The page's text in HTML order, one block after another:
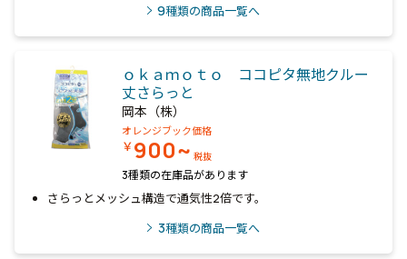
9種類の商品一覧へ
ｏｋａｍｏｔｏ ココピタ無地クルー
丈さらっと
岡本（株）
オレンジブック価格
￥900~ 税抜
3種類の在庫品があります
さらっとメッシュ構造で通気性2倍です。
3種類の商品一覧へ